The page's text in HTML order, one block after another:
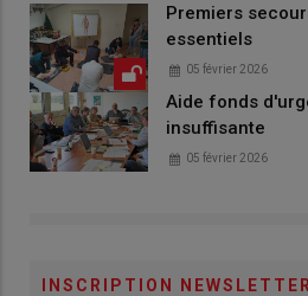
Premiers
essentiels
05 février 2026
Aide fonds
insuffisante
05 février 2026
INSCRIPTION NEWSLETTER